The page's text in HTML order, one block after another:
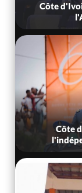
Côte d'Ivoire :
l'Afrique
Côte d'Ivoire :
l'indépendance